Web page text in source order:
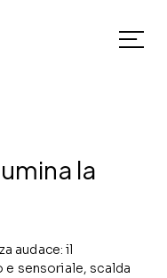
la
audace: il
sensoriale, scalda